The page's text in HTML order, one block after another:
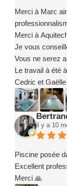
Merci à Marc
Merci à
Je vous
Vous ne serez
Le travail à été
Cedric et Gaëlle
il y a 10
Piscine posée
Excellent
Merci 🙏